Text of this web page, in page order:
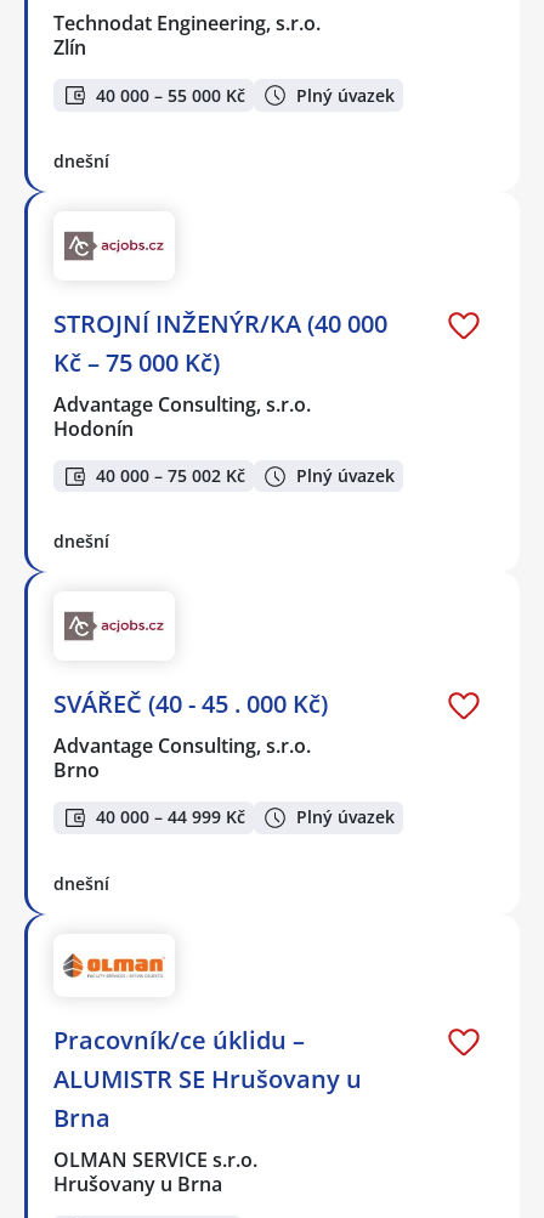
Technodat Engineering, s.r.o.
Zlín
40 000 – 55 000 Kč Plný úvazek
dnešní
STROJNÍ INŽENÝR/KA (40 000
Kč – 75 000 Kč)
Advantage Consulting, s.r.o.
Hodonín
40 000 – 75 002 Kč Plný úvazek
dnešní
SVÁŘEČ (40 - 45 . 000 Kč)
Advantage Consulting, s.r.o.
Brno
40 000 – 44 999 Kč Plný úvazek
dnešní
Pracovník/ce úklidu –
ALUMISTR SE Hrušovany u
Brna
OLMAN SERVICE s.r.o.
Hrušovany u Brna